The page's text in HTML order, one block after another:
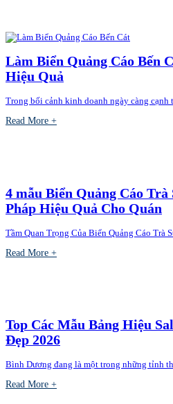
Làm Biển Quảng Cáo Bến
Hiệu Quả
Trong bối cảnh kinh doanh ngày càng
Read More +
4 mẫu Biển Quảng Cáo
Pháp Hiệu Quả Cho Quán
Tầm Quan Trọng Của Biển Quảng Cáo Trà
Read More +
Top Các Mẫu Bảng Hiệu
Đẹp 2026
Bình Dương đang là một trong những tỉnh
Read More +